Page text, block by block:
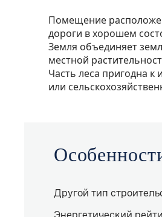
Помещение
дороги в хорошем
Земля объединяет
местной
Часть леса пригодна к
или
Другой тип